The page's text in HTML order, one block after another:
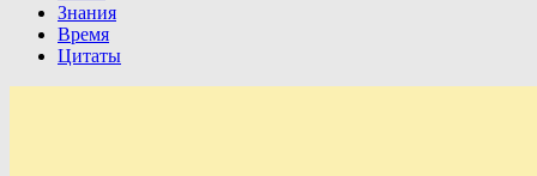
Знания
Время
Цитаты